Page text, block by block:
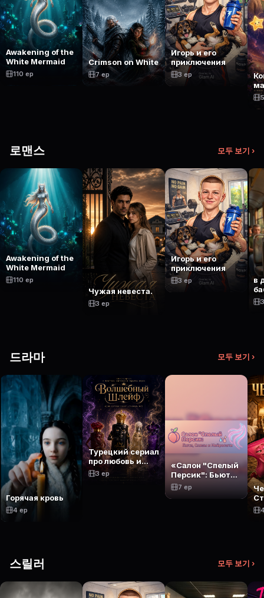
Awakening of the
White Mermaid
110 ep
Crimson on White
7 ep
Игорь и его
приключения
3 ep
로맨스 모두 보기 ›
Awakening of the
White Mermaid
110 ep
Чужая невеста.
3 ep
Игорь и его
приключения
3 ep
в
드라마 모두 보기 ›
Горячая кровь
4 ep
Турецкий сериал
про любовь и
отношения.
3 ep
«Салон "Спелый
Персик": Бьюти,
Слезы и
Нейросети»
7 ep
스릴러 모두 보기 ›